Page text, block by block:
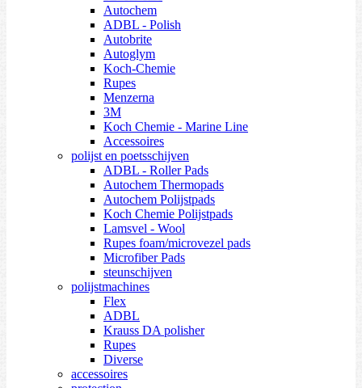
Autochem
ADBL - Polish
Autobrite
Autoglym
Koch-Chemie
Rupes
Menzerna
3M
Koch Chemie - Marine Line
Accessoires
polijst en poetsschijven
ADBL - Roller Pads
Autochem Thermopads
Autochem Polijstpads
Koch Chemie Polijstpads
Lamsvel - Wool
Rupes foam/microvezel pads
Microfiber Pads
steunschijven
polijstmachines
Flex
ADBL
Krauss DA polisher
Rupes
Diverse
accessoires